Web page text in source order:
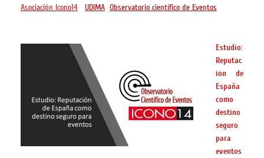
Asociación Icono14
UDIMA Observatorio científico de Eventos
Estudio:
Reputac
ión de
España
como
destino
seguro
para
eventos